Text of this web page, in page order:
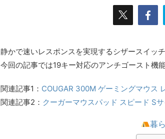
静かで速いレスポンスを実現するシザースイッ
今回の記事では19キー対応のアンチゴースト機
関連記事1： COUGAR 300M ゲーミングマウス
関連記事2： クーガーマウスパッド スピード S
暮